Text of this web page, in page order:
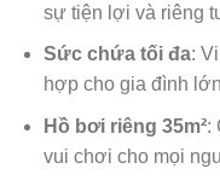
sự tiện lợi và riêng
Sức chứa tối đa:
hợp cho gia đình
Hồ bơi riêng 35m²:
vui chơi cho mọi